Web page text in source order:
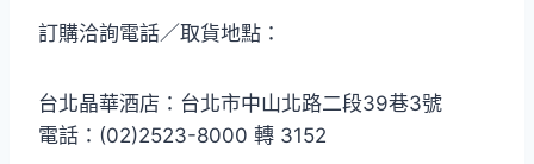
訂購洽詢電話／取貨地點：
台北晶華酒店：台北市中山北路二段39巷3號
電話：(02)2523-8000 轉 3152